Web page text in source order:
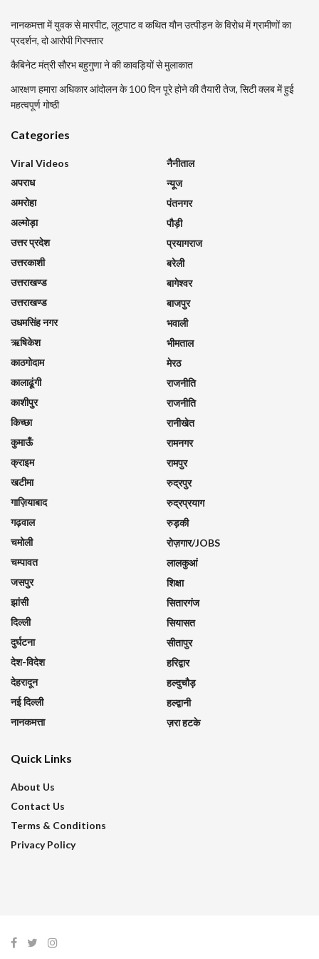
नानकमत्ता में युवक से मारपीट, लूटपाट व कथित यौन उत्पीड़न के विरोध में ग्रामीणों का
प्रदर्शन, दो आरोपी गिरफ्तार
कैबिनेट मंत्री सौरभ बहुगुणा ने की कावड़ियों से मुलाकात
आरक्षण हमारा अधिकार आंदोलन के 100 दिन पूरे होने की तैयारी तेज, सिटी क्लब में हुई
महत्वपूर्ण गोष्ठी
Categories
Viral Videos
अपराध
अमरोहा
अल्मोड़ा
उत्तर प्रदेश
उत्तरकाशी
उत्तराखण्ड
उत्तराखण्ड
उधमसिंह नगर
ऋषिकेश
काठगोदाम
कालाढूंगी
काशीपुर
किच्छा
कुमाऊँ
क्राइम
खटीमा
गाज़ियाबाद
गढ़वाल
चमोली
चम्पावत
जसपुर
झांसी
दिल्ली
दुर्घटना
देश-विदेश
देहरादून
नई दिल्ली
नानकमत्ता
नैनीताल
न्यूज
पंतनगर
पौड़ी
प्रयागराज
बरेली
बागेश्वर
बाजपुर
भवाली
भीमताल
मेरठ
राजनीति
राजनीति
रानीखेत
रामनगर
रामपुर
रुद्रपुर
रुद्रप्रयाग
रुड़की
रोज़गार/JOBS
लालकुआं
शिक्षा
सितारगंज
सियासत
सीतापुर
हरिद्वार
हल्दुचौड़
हल्द्वानी
ज़रा हटके
Quick Links
About Us
Contact Us
Terms & Conditions
Privacy Policy